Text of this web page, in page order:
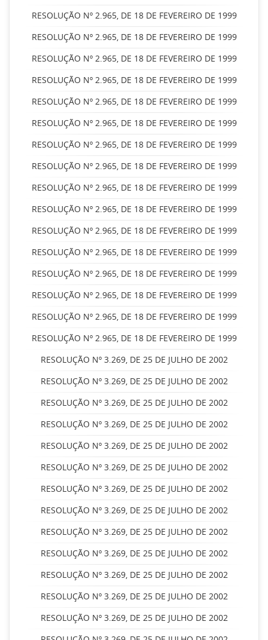
RESOLUÇÃO Nº 2.965, DE 18 DE FEVEREIRO DE 1999
RESOLUÇÃO Nº 2.965, DE 18 DE FEVEREIRO DE 1999
RESOLUÇÃO Nº 2.965, DE 18 DE FEVEREIRO DE 1999
RESOLUÇÃO Nº 2.965, DE 18 DE FEVEREIRO DE 1999
RESOLUÇÃO Nº 2.965, DE 18 DE FEVEREIRO DE 1999
RESOLUÇÃO Nº 2.965, DE 18 DE FEVEREIRO DE 1999
RESOLUÇÃO Nº 2.965, DE 18 DE FEVEREIRO DE 1999
RESOLUÇÃO Nº 2.965, DE 18 DE FEVEREIRO DE 1999
RESOLUÇÃO Nº 2.965, DE 18 DE FEVEREIRO DE 1999
RESOLUÇÃO Nº 2.965, DE 18 DE FEVEREIRO DE 1999
RESOLUÇÃO Nº 2.965, DE 18 DE FEVEREIRO DE 1999
RESOLUÇÃO Nº 2.965, DE 18 DE FEVEREIRO DE 1999
RESOLUÇÃO Nº 2.965, DE 18 DE FEVEREIRO DE 1999
RESOLUÇÃO Nº 2.965, DE 18 DE FEVEREIRO DE 1999
RESOLUÇÃO Nº 2.965, DE 18 DE FEVEREIRO DE 1999
RESOLUÇÃO Nº 2.965, DE 18 DE FEVEREIRO DE 1999
RESOLUÇÃO Nº 3.269, DE 25 DE JULHO DE 2002
RESOLUÇÃO Nº 3.269, DE 25 DE JULHO DE 2002
RESOLUÇÃO Nº 3.269, DE 25 DE JULHO DE 2002
RESOLUÇÃO Nº 3.269, DE 25 DE JULHO DE 2002
RESOLUÇÃO Nº 3.269, DE 25 DE JULHO DE 2002
RESOLUÇÃO Nº 3.269, DE 25 DE JULHO DE 2002
RESOLUÇÃO Nº 3.269, DE 25 DE JULHO DE 2002
RESOLUÇÃO Nº 3.269, DE 25 DE JULHO DE 2002
RESOLUÇÃO Nº 3.269, DE 25 DE JULHO DE 2002
RESOLUÇÃO Nº 3.269, DE 25 DE JULHO DE 2002
RESOLUÇÃO Nº 3.269, DE 25 DE JULHO DE 2002
RESOLUÇÃO Nº 3.269, DE 25 DE JULHO DE 2002
RESOLUÇÃO Nº 3.269, DE 25 DE JULHO DE 2002